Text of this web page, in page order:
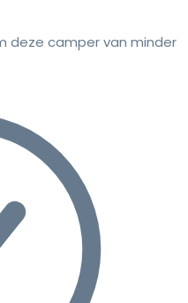
deze camper van minder